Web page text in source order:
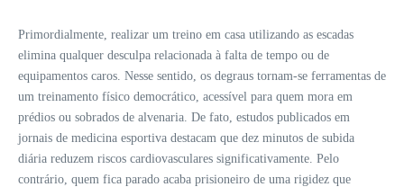
Primordialmente, realizar um treino em casa utilizando as escadas
elimina qualquer desculpa relacionada à falta de tempo ou de
equipamentos caros. Nesse sentido, os degraus tornam-se ferramentas de
um treinamento físico democrático, acessível para quem mora em
prédios ou sobrados de alvenaria. De fato, estudos publicados em
jornais de medicina esportiva destacam que dez minutos de subida
diária reduzem riscos cardiovasculares significativamente. Pelo
contrário, quem fica parado acaba prisioneiro de uma rigidez que